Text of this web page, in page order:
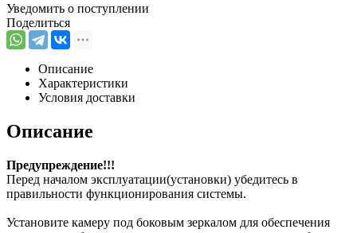
Уведомить о поступлении
Поделиться
Описание
Характеристики
Условия доставки
Описание
Предупреждение!!!
Перед началом эксплуатации(установки) убедитесь в
правильности функционирования системы.
Установите камеру под боковым зеркалом для обеспечения